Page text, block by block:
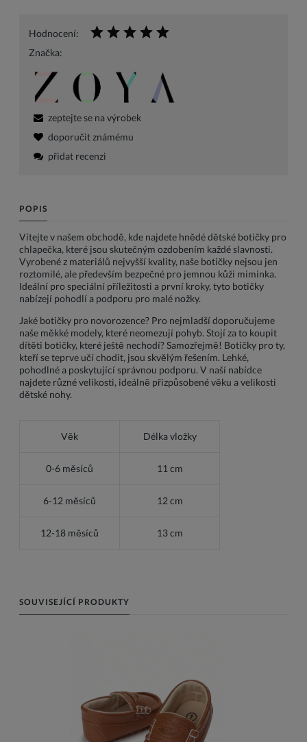
Hodnocení:
Značka:
zeptejte se na výrobek
doporučit známému
přidat recenzi
POPIS
Vítejte v našem obchodě, kde najdete hnědé dětské botičky pro
chlapečka, které jsou skutečným ozdobením každé slavnosti.
Vyrobené z materiálů nejvyšší kvality, naše botičky nejsou jen
roztomilé, ale především bezpečné pro jemnou kůži miminka.
Ideální pro speciální příležitosti a první kroky, tyto botičky
nabízejí pohodlí a podporu pro malé nožky.
Jaké botičky pro novorozence? Pro nejmladší doporučujeme
naše měkké modely, které neomezují pohyb. Stojí za to koupit
dítěti botičky, které ještě nechodí? Samozřejmě! Botičky pro ty,
kteří se teprve učí chodit, jsou skvělým řešením. Lehké,
pohodlné a poskytující správnou podporu. V naší nabídce
najdete různé velikosti, ideálně přizpůsobené věku a velikosti
dětské nohy.
Věk Délka vložky
0-6 měsíců 11 cm
6-12 měsíců 12 cm
12-18 měsíců 13 cm
SOUVISEJÍCÍ PRODUKTY